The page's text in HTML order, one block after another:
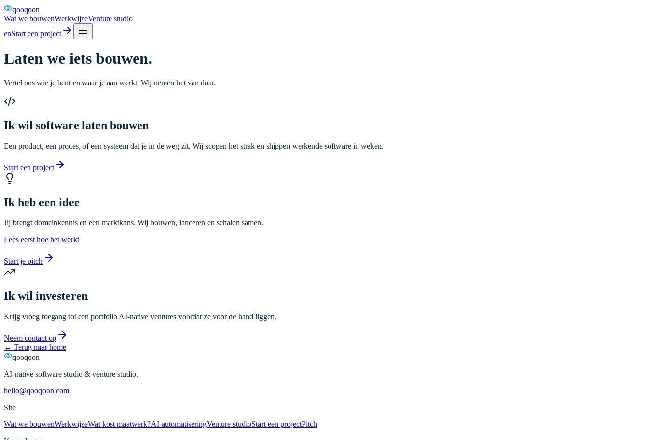
qooqoon
Wat we bouwenWerkwijzeVenture studio
enStart een project
Laten we iets bouwen.
Vertel ons wie je bent en waar je aan werkt. Wij nemen het van daar.
Ik wil software laten bouwen
Een product, een proces, of een systeem dat je in de weg zit. Wij scopen het strak en shippen werkende software in weken.
Start een project
Ik heb een idee
Jij brengt domeinkennis en een marktkans. Wij bouwen, lanceren en schalen samen.
Lees eerst hoe het werkt
Start je pitch
Ik wil investeren
Krijg vroeg toegang tot een portfolio AI-native ventures voordat ze voor de hand liggen.
Neem contact op
← Terug naar home
qooqoon
AI-native software studio & venture studio.
hello@qooqoon.com
Site
Wat we bouwenWerkwijzeWat kost maatwerk?AI-automatiseringVenture studioStart een projectPitch